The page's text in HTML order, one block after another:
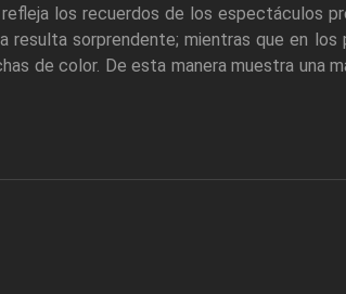
los recuerdos de los espectáculos
sorprendente; mientras que en los
de color. De esta manera muestra una